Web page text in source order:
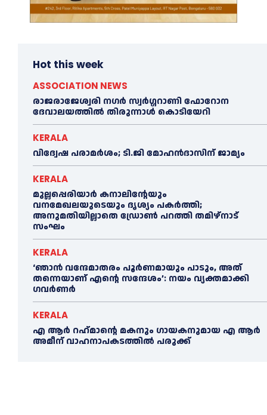
Hot this week
ASSOCIATION NEWS
രാജരാജേശ്വരി നഗർ സ്വർഗ്ഗറാണി ഫോറോന
ദേവാലയത്തിൽ തിരുന്നാൾ കൊടിയേറി
KERALA
വിദ്വേഷ പരാമര്‍ശം; ടി.ജി മോഹന്‍ദാസിന് ജാമ്യം
KERALA
മുല്ലപ്പെരിയാര്‍ കനാലിൻ്റേയും
വനമേഖലയുടെയും ദൃശ്യം പകര്‍ത്തി;
അനുമതിയില്ലാതെ ഡ്രോണ്‍ പറത്തി തമിഴ്നാട്
സംഘം
KERALA
‘ഞാൻ വന്ദേമാതരം പൂര്‍ണമായും പാടും, അത്
തന്നെയാണ് എന്റെ സന്ദേശം’: നയം വ്യക്തമാക്കി
ഗവര്‍ണര്‍
KERALA
എ ആര്‍ റഹ്‌മാന്റെ മകനും ഗായകനുമായ എ ആര്‍
അമീന് വാഹനാപകടത്തില്‍ പരുക്ക്